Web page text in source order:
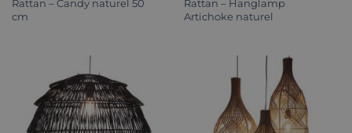
Rattan – Candy naturel 50
cm
Rattan – Hanglamp
Artichoke naturel